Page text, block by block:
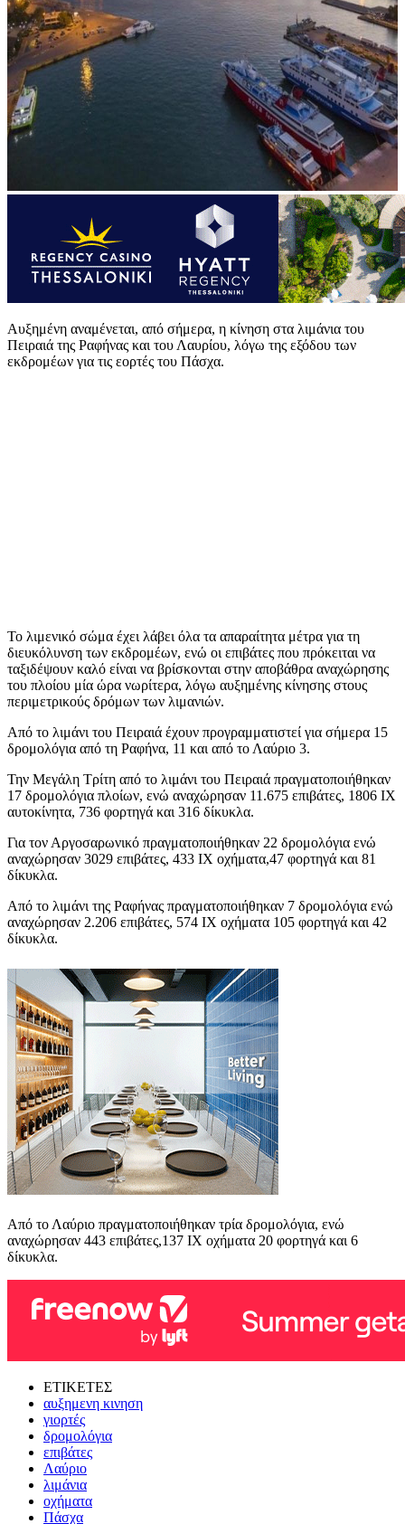
Αυξημένη αναμένεται, από σήμερα, η κίνηση στα λιμάνια του
Πειραιά της Ραφήνας και του Λαυρίου, λόγω της εξόδου των
εκδρομέων για τις εορτές του Πάσχα.
Το λιμενικό σώμα έχει λάβει όλα τα απαραίτητα μέτρα για τη
διευκόλυνση των εκδρομέων, ενώ οι επιβάτες που πρόκειται να
ταξιδέψουν καλό είναι να βρίσκονται στην αποβάθρα αναχώρησης
του πλοίου μία ώρα νωρίτερα, λόγω αυξημένης κίνησης στους
περιμετρικούς δρόμων των λιμανιών.
Από το λιμάνι του Πειραιά έχουν προγραμματιστεί για σήμερα 15
δρομολόγια από τη Ραφήνα, 11 και από το Λαύριο 3.
Την Μεγάλη Τρίτη από το λιμάνι του Πειραιά πραγματοποιήθηκαν
17 δρομολόγια πλοίων, ενώ αναχώρησαν 11.675 επιβάτες, 1806 ΙΧ
αυτοκίνητα, 736 φορτηγά και 316 δίκυκλα.
Για τον Αργοσαρωνικό πραγματοποιήθηκαν 22 δρομολόγια ενώ
αναχώρησαν 3029 επιβάτες, 433 ΙΧ οχήματα,47 φορτηγά και 81
δίκυκλα.
Από το λιμάνι της Ραφήνας πραγματοποιήθηκαν 7 δρομολόγια ενώ
αναχώρησαν 2.206 επιβάτες, 574 ΙΧ οχήματα 105 φορτηγά και 42
δίκυκλα.
Από το Λαύριο πραγματοποιήθηκαν τρία δρομολόγια, ενώ
αναχώρησαν 443 επιβάτες,137 ΙΧ οχήματα 20 φορτηγά και 6
δίκυκλα.
ΕΤΙΚΕΤΕΣ
αυξημενη κινηση
γιορτές
δρομολόγια
επιβάτες
Λαύριο
λιμάνια
οχήματα
Πάσχα